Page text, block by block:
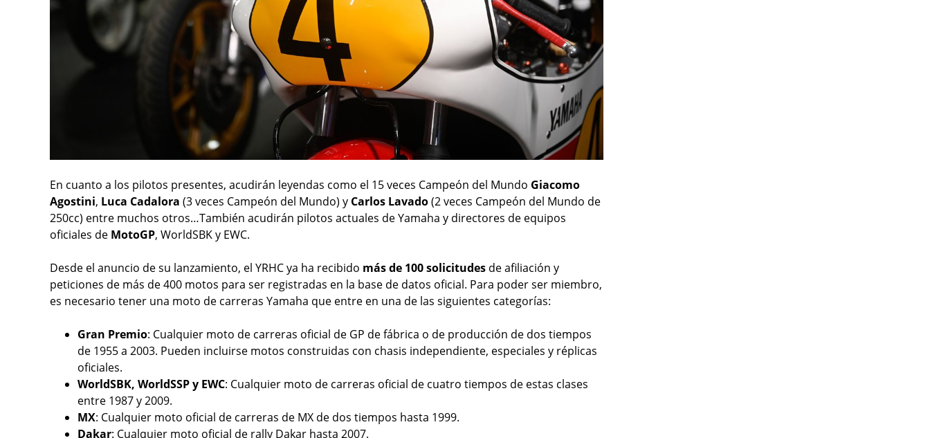
En cuanto a los pilotos presentes, acudirán leyendas como el 15 veces Campeón del Mundo Giacomo
Agostini, Luca Cadalora (3 veces Campeón del Mundo) y Carlos Lavado(2 veces Campeón del Mundo de
250cc) entre muchos otros…También acudirán pilotos actuales de Yamaha y directores de equipos
oficiales de MotoGP, WorldSBK y EWC.
Desde el anuncio de su lanzamiento, el YRHC ya ha recibido más de 100 solicitudes de afiliación y
peticiones de más de 400 motos para ser registradas en la base de datos oficial. Para poder ser miembro,
es necesario tener una moto de carreras Yamaha que entre en una de las siguientes categorías:
Gran Premio: Cualquier moto de carreras oficial de GP de fábrica o de producción de dos tiempos
de 1955 a 2003. Pueden incluirse motos construidas con chasis independiente, especiales y réplicas
oficiales.
WorldSBK, WorldSSP y EWC: Cualquier moto de carreras oficial de cuatro tiempos de estas clases
entre 1987 y 2009.
MX: Cualquier moto oficial de carreras de MX de dos tiempos hasta 1999.
Dakar: Cualquier moto oficial de rally Dakar hasta 2007.